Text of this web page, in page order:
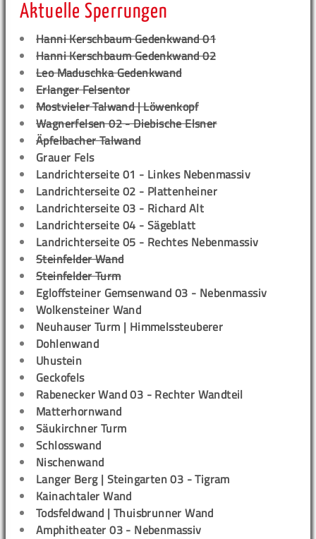
Aktuelle Sperrungen
Hanni Kerschbaum Gedenkwand 01
Hanni Kerschbaum Gedenkwand 02
Leo Maduschka Gedenkwand
Erlanger Felsentor
Mostvieler Talwand | Löwenkopf
Wagnerfelsen 02 - Diebische Elsner
Äpfelbacher Talwand
Grauer Fels
Landrichterseite 01 - Linkes Nebenmassiv
Landrichterseite 02 - Plattenheiner
Landrichterseite 03 - Richard Alt
Landrichterseite 04 - Sägeblatt
Landrichterseite 05 - Rechtes Nebenmassiv
Steinfelder Wand
Steinfelder Turm
Egloffsteiner Gemsenwand 03 - Nebenmassiv
Wolkensteiner Wand
Neuhauser Turm | Himmelssteuberer
Dohlenwand
Uhustein
Geckofels
Rabenecker Wand 03 - Rechter Wandteil
Matterhornwand
Säukirchner Turm
Schlosswand
Nischenwand
Langer Berg | Steingarten 03 - Tigram
Kainachtaler Wand
Todsfeldwand | Thuisbrunner Wand
Amphitheater 03 - Nebenmassiv